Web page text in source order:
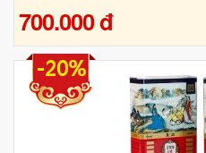
700.000 đ
-20%